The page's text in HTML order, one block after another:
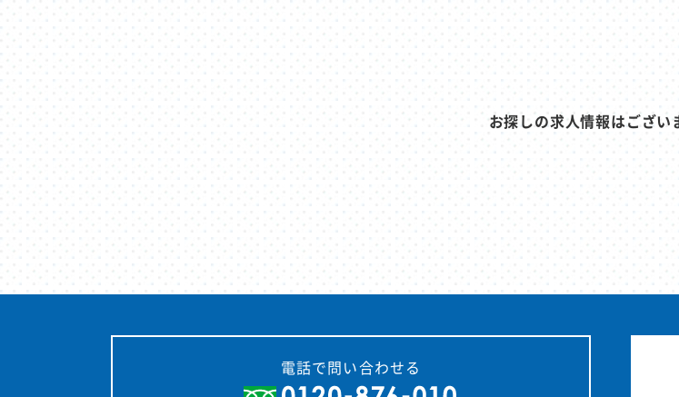
お探しの求人情報はござい
電話で問い合わせる